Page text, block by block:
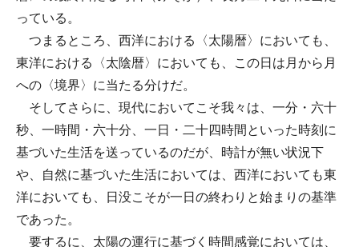
っている。
つまるところ、西洋における〈太陽暦〉においても、
東洋における〈太陰暦〉においても、この日は月から月
への〈境界〉に当たる分けだ。
そしてさらに、現代においてこそ我々は、一分・六十
秒、一時間・六十分、一日・二十四時間といった時刻に
基づいた生活を送っているのだが、時計が無い状況下
や、自然に基づいた生活においては、西洋においても東
洋においても、日没こそが一日の終わりと始まりの基準
であった。
要するに、太陽の運行に基づく時間感覚においては、